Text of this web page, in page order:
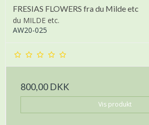
FRESIAS FLOWERS fra du Milde etc
du MILDE etc.
AW20-025
800,00 DKK
Vis produkt